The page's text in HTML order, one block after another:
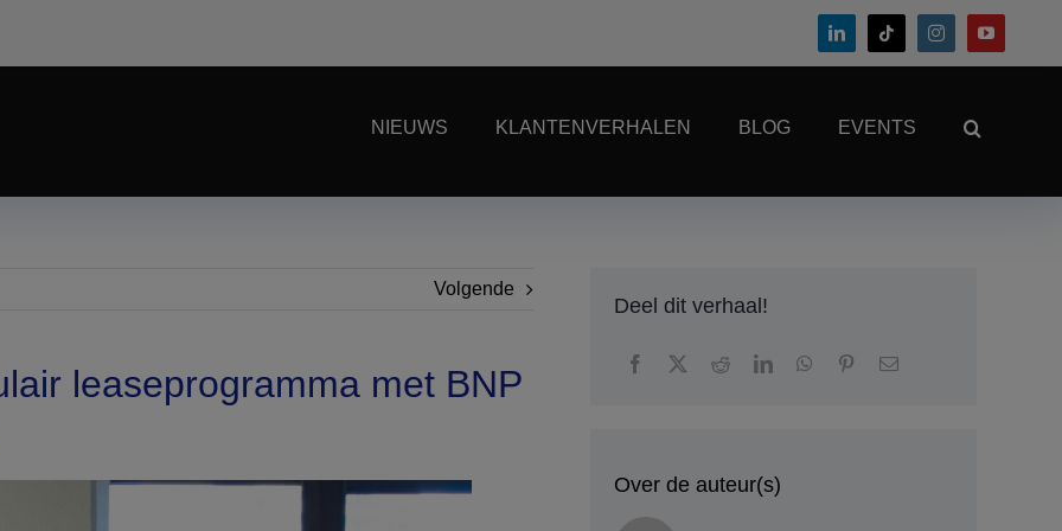
NIEUWS KLANTENVERHALEN BLOG EVENTS
Volgende
leaseprogramma met BNP
Deel dit verhaal!
Over de auteur(s)